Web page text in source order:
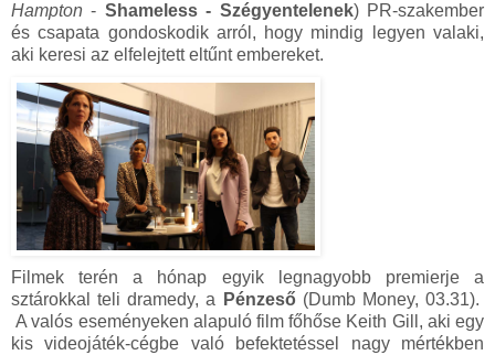
Hampton - Shameless - Szégyentelenek) PR-szakember
és csapata gondoskodik arról, hogy mindig legyen valaki,
aki keresi az elfelejtett eltűnt embereket.
Filmek terén a hónap egyik legnagyobb premierje a
sztárokkal teli dramedy, a
Pénzeső(Dumb Money, 03.31).
A valós eseményeken alapuló film főhőse Keith Gill, aki egy
kis videojáték-cégbe való befektetéssel nagy mértékben